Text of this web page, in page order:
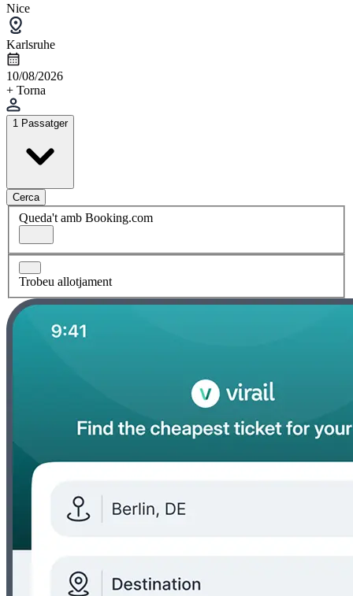
Nice
Karlsruhe
10/08/2026
+ Torna
1 Passatger
Cerca
Queda't amb Booking.com
Trobeu allotjament